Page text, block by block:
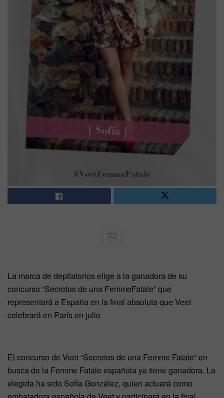
Ad
La marca de depilatorios elige a la ganadora de su
concurso “Secretos de una FemmeFatale” que
representará a España en la final absoluta que Veet
celebrará en París en julio
El concurso de Veet “Secretos de una Femme Fatale” en
busca de la Femme Fatale española ya tiene ganadora. La
elegida ha sido Sofía González, quien actuará como